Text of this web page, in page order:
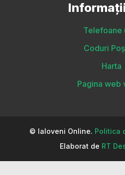
Telefoane
Coduri
Harta
Pagina web
© Ialoveni Online. Politica
Elaborat de RT